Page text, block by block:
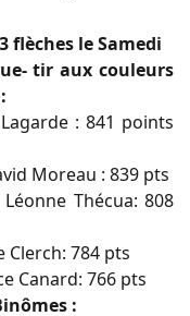
flèches le Samedi
tir aux couleurs
: 841 points
Moreau : 839 pts
Thécua: 808
Clerch: 784 pts
Canard: 766 pts
: